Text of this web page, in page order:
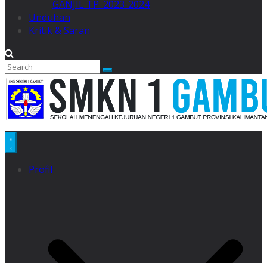
GANJIL TP. 2023-2024
Unduhan
Kritik & Saran
Profil